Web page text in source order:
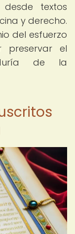
textos
y derecho.
del esfuerzo
preservar el
de la